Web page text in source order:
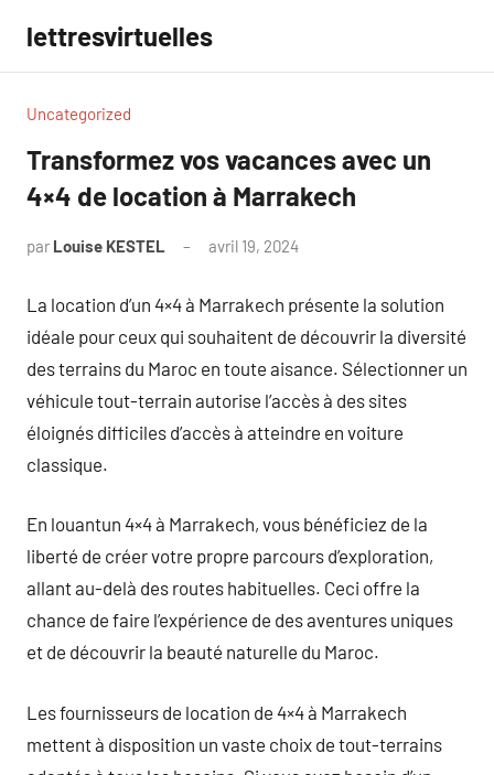
contenu
lettresvirtuelles
Uncategorized
Transformez vos vacances avec un
4×4 de location à Marrakech
par Louise KESTEL avril 19, 2024
La location d’un 4×4 à Marrakech présente la solution
idéale pour ceux qui souhaitent de découvrir la diversité
des terrains du Maroc en toute aisance. Sélectionner un
véhicule tout-terrain autorise l’accès à des sites
éloignés difficiles d’accès à atteindre en voiture
classique.
En louantun 4×4 à Marrakech, vous bénéficiez de la
liberté de créer votre propre parcours d’exploration,
allant au-delà des routes habituelles. Ceci offre la
chance de faire l’expérience de des aventures uniques
et de découvrir la beauté naturelle du Maroc.
Les fournisseurs de location de 4×4 à Marrakech
mettent à disposition un vaste choix de tout-terrains